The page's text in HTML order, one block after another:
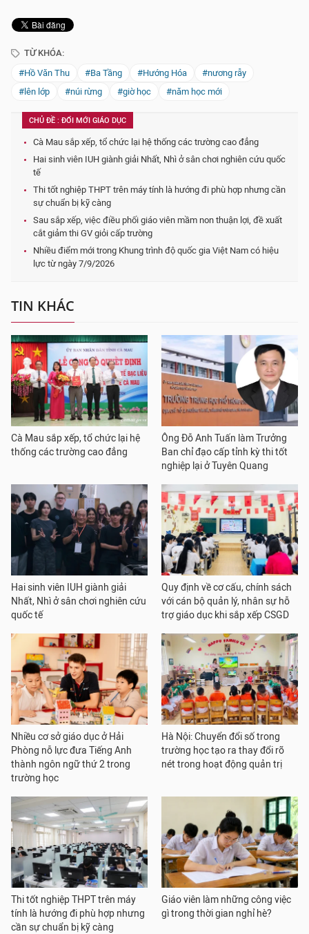
TỪ KHÓA:
#Hồ Văn Thu
#Ba Tầng #Hướng Hóa
#nương rẫy
#lên lớp
#núi rừng #giờ học #năm học mới
CHỦ ĐỀ : ĐỔI MỚI GIÁO DỤC
Cà Mau sắp xếp, tổ chức lại hệ thống các trường cao đẳng
Hai sinh viên IUH giành giải Nhất, Nhì ở sân chơi nghiên cứu quốc
tế
Thi tốt nghiệp THPT trên máy tính là hướng đi phù hợp nhưng cần
sự chuẩn bị kỹ càng
Sau sắp xếp, việc điều phối giáo viên mầm non thuận lợi, đề xuất
cắt giảm thi GV giỏi cấp trường
Nhiều điểm mới trong Khung trình độ quốc gia Việt Nam có hiệu
lực từ ngày 7/9/2026
TIN KHÁC
Cà Mau sắp xếp, tổ chức lại hệ
thống các trường cao đẳng
Ông Đỗ Anh Tuấn làm Trưởng
Ban chỉ đạo cấp tỉnh kỳ thi tốt
nghiệp lại ở Tuyên Quang
Hai sinh viên IUH giành giải
Nhất, Nhì ở sân chơi nghiên cứu
quốc tế
Quy định về cơ cấu, chính sách
với cán bộ quản lý, nhân sự hỗ
trợ giáo dục khi sắp xếp CSGD
Nhiều cơ sở giáo dục ở Hải
Phòng nỗ lực đưa Tiếng Anh
thành ngôn ngữ thứ 2 trong
trường học
Hà Nội: Chuyển đổi số trong
trường học tạo ra thay đổi rõ
nét trong hoạt động quản trị
Thi tốt nghiệp THPT trên máy
tính là hướng đi phù hợp nhưng
cần sự chuẩn bị kỹ càng
Giáo viên làm những công việc
gì trong thời gian nghỉ hè?